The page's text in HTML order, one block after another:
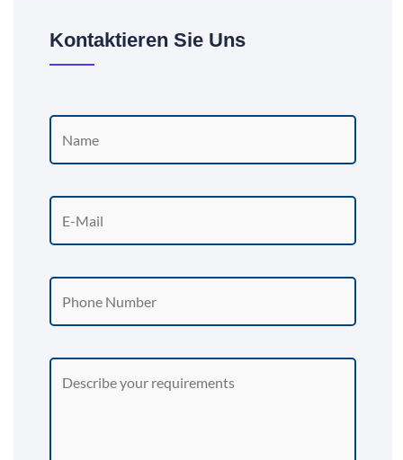
Kontaktieren Sie Uns